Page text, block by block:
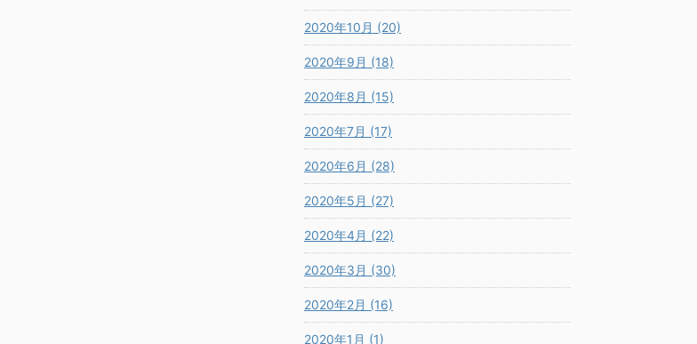
2020年10月 (20)
2020年9月 (18)
2020年8月 (15)
2020年7月 (17)
2020年6月 (28)
2020年5月 (27)
2020年4月 (22)
2020年3月 (30)
2020年2月 (16)
2020年1月 (1)